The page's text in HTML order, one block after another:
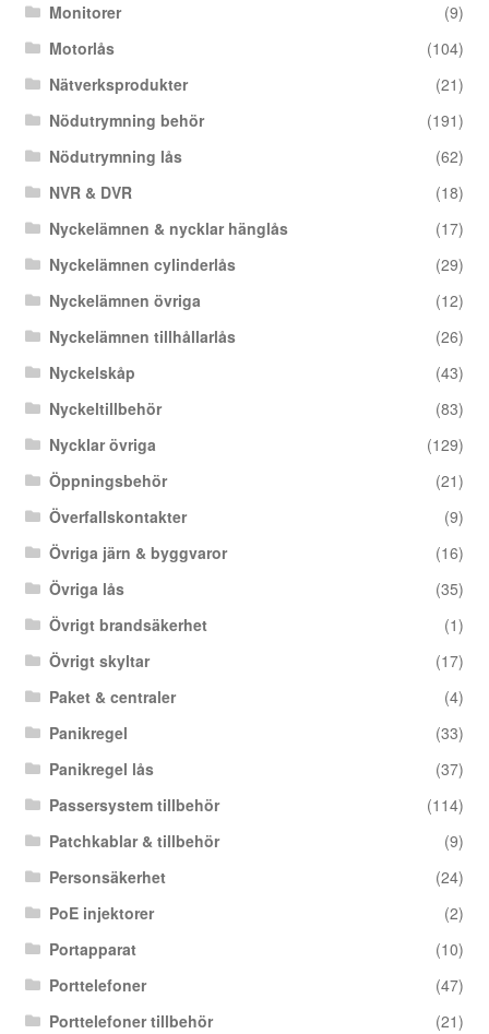
Monitorer
(9)
Motorlås
(104)
Nätverksprodukter
(21)
Nödutrymning behör
(191)
Nödutrymning lås
(62)
NVR & DVR
(18)
Nyckelämnen & nycklar hänglås
(17)
Nyckelämnen cylinderlås
(29)
Nyckelämnen övriga
(12)
Nyckelämnen tillhållarlås
(26)
Nyckelskåp
(43)
Nyckeltillbehör
(83)
Nycklar övriga
(129)
Öppningsbehör
(21)
Överfallskontakter
(9)
Övriga järn & byggvaror
(16)
Övriga lås
(35)
Övrigt brandsäkerhet
(1)
Övrigt skyltar
(17)
Paket & centraler
(4)
Panikregel
(33)
Panikregel lås
(37)
Passersystem tillbehör
(114)
Patchkablar & tillbehör
(9)
Personsäkerhet
(24)
PoE injektorer
(2)
Portapparat
(10)
Porttelefoner
(47)
Porttelefoner tillbehör
(21)